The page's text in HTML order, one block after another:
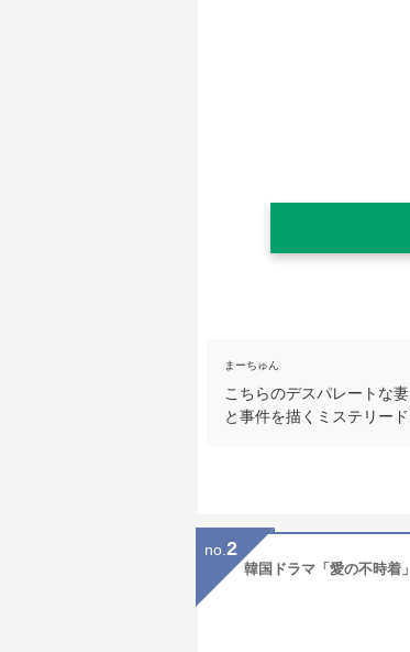
まーちゅん
こちらのデスパレートな
と事件を描くミステリー
no. 2